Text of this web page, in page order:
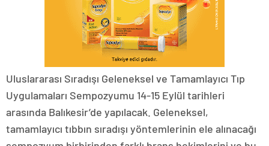
Uluslararası Sıradışı Geleneksel ve Tamamlayıcı Tıp
Uygulamaları Sempozyumu 14-15 Eylül tarihleri
arasında Balıkesir’de yapılacak. Geleneksel,
tamamlayıcı tıbbın sıradışı yöntemlerinin ele alınacağı